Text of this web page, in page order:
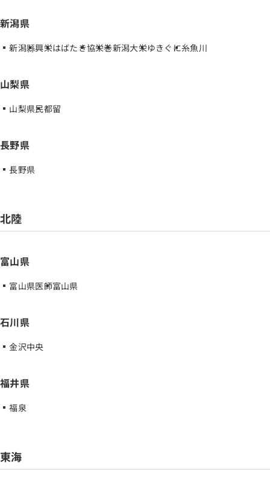
新潟県
新潟縣興栄はばたき協栄巻新潟大栄ゆきぐに糸魚川
山梨県
山梨県民都留
長野県
長野県
北陸
富山県
富山県医師富山県
石川県
金沢中央
福井県
福泉
東海